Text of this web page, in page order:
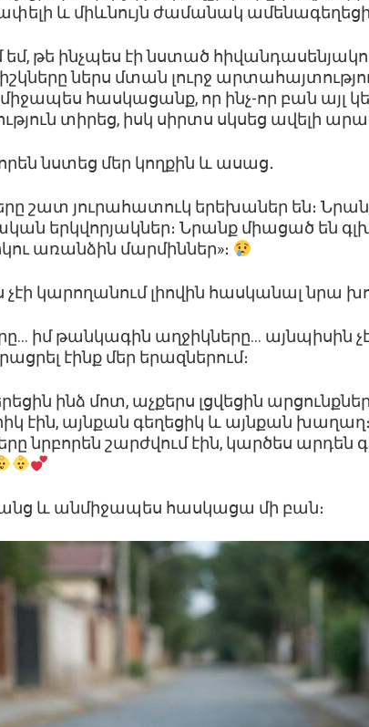
և միևնույն ժամանակ ամենագեղեցիկ
եմ, թե ինչպես էի նստած
ներս մտան լուրջ
հասկացանք, որ ինչ-որ բան այլ
տիրեց, իսկ սիրտս սկսեց ավելի
նստեց մեր կողքին և ասաց․
շատ յուրահատուկ երեխաներ են։
երկվորյակներ։ Նրանք միացած են
առանձին մարմիններ»։
չէի կարողանում լիովին հասկանալ նրա
իմ թանկագին աղջիկները… այնպիսին
էինք մեր երազներում։
ինձ մոտ, աչքերս լցվեցին
էին, այնքան գեղեցիկ և այնքան
նրբորեն շարժվում էին, կարծես արդեն
և անմիջապես հասկացա մի բան։